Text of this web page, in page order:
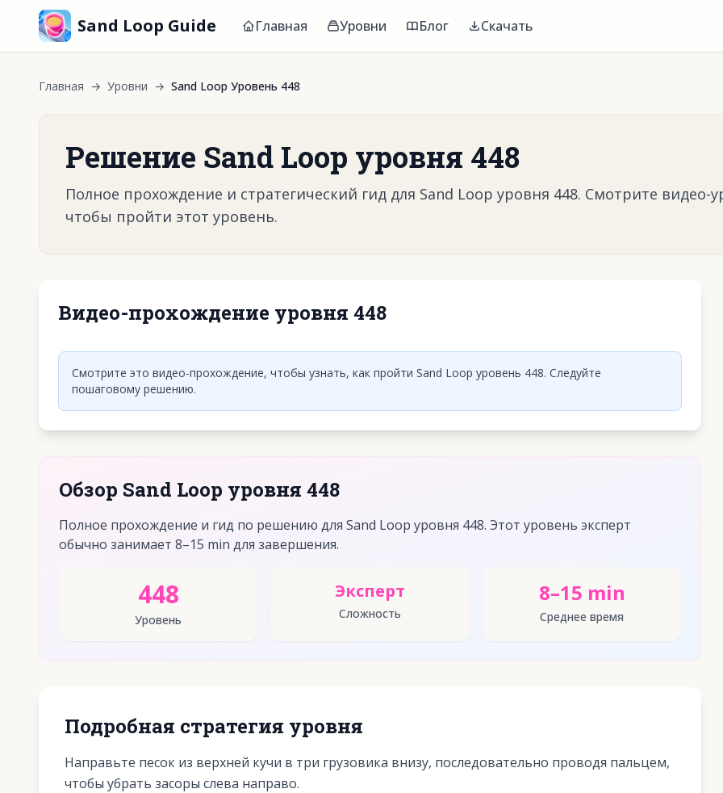
Sand Loop Guide Главная Уровни Блог Скачать
Главная → Уровни → Sand Loop Уровень 448
Решение Sand Loop уровня 448
Полное прохождение и стратегический гид для Sand Loop уровня 448. Смотрите видео-
чтобы пройти этот уровень.
Видео-прохождение уровня 448
Нажмите, чтобы воспроизвести видео
Смотрите это видео-прохождение, чтобы узнать, как пройти Sand Loop уровень 448. Следуйте
пошаговому решению.
Обзор Sand Loop уровня 448
Полное прохождение и гид по решению для Sand Loop уровня 448. Этот уровень эксперт
обычно занимает 8–15 min для завершения.
448
Уровень
Эксперт
Сложность
8–15 min
Среднее время
Подробная стратегия уровня
Направьте песок из верхней кучи в три грузовика внизу, последовательно проводя пальцем,
чтобы убрать засоры слева направо.